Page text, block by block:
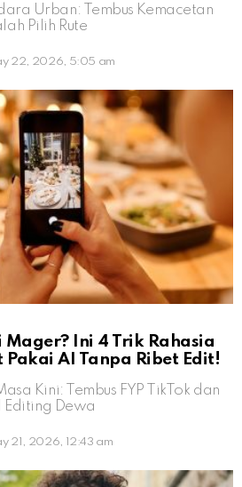
Urban: Tembus Kemacetan
Pilih Rute
22, 2026, 5:05 am
Ini 4 Trik Rahasia
Pakai AI Tanpa Ribet Edit!
Kini: Tembus FYP TikTok dan
Editing Dewa
21, 2026, 12:43 am